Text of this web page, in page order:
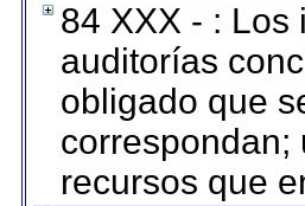
84 XXX - : Los
auditorías
obligado que
correspondan;
recursos que